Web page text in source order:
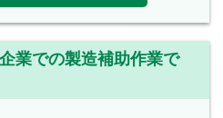
業での製造補助作業で